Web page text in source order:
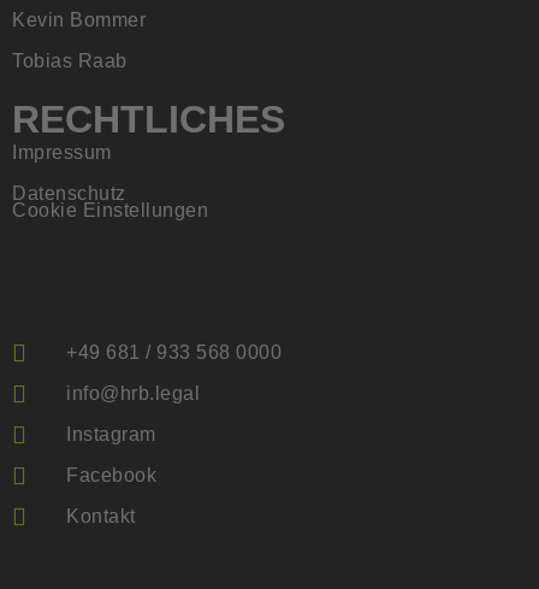
Kevin Bommer
Tobias Raab
RECHTLICHES
Impressum
Datenschutz
Cookie Einstellungen
+49 681 / 933 568 0000
info@hrb.legal
Instagram
Facebook
Kontakt